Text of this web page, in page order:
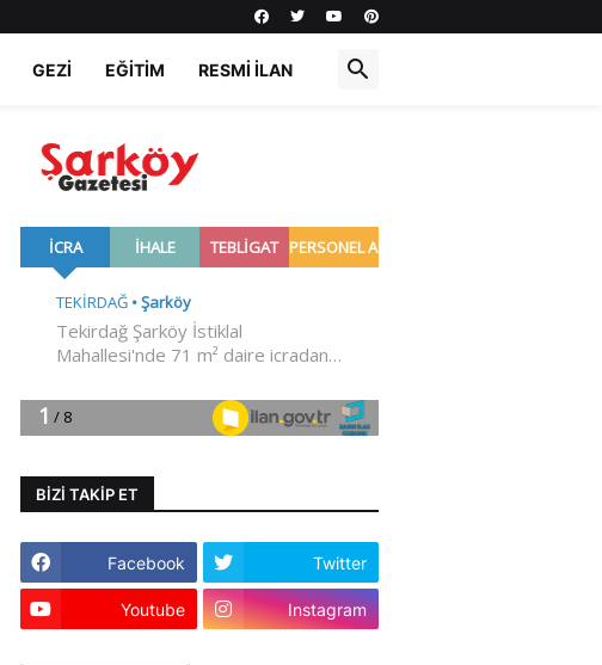
GEZI EĞITIM RESMI İLAN
BIZI TAKIP ET
Facebook Twitter
Youtube Instagram